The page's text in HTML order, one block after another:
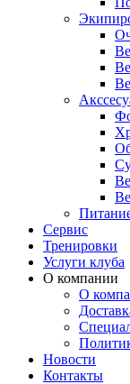
Сервис
Тренировки
Услуги клуба
О компании
О
Новости
Контакты